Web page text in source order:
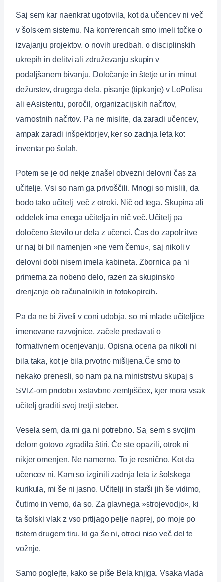
Saj sem kar naenkrat ugotovila, kot da učencev ni več
v šolskem sistemu. Na konferencah smo imeli točke o
izvajanju projektov, o novih uredbah, o disciplinskih
ukrepih in delitvi ali združevanju skupin v
podaljšanem bivanju. Določanje in štetje ur in minut
dežurstev, drugega dela, pisanje (tipkanje) v LoPolisu
ali eAsistentu, poročil, organizacijskih načrtov,
varnostnih načrtov. Pa ne mislite, da zaradi učencev,
ampak zaradi inšpektorjev, ker so zadnja leta kot
inventar po šolah.
Potem se je od nekje znašel obvezni delovni čas za
učitelje. Vsi so nam ga privoščili. Mnogi so mislili, da
bodo tako učitelji več z otroki. Nič od tega. Skupina ali
oddelek ima enega učitelja in nič več. Učitelj pa
določeno število ur dela z učenci. Čas do zapolnitve
ur naj bi bil namenjen »ne vem čemu«, saj nikoli v
delovni dobi nisem imela kabineta. Zbornica pa ni
primerna za nobeno delo, razen za skupinsko
drenjanje ob računalnikih in fotokopircih.
Pa da ne bi živeli v coni udobja, so mi mlade učiteljice
imenovane razvojnice, začele predavati o
formativnem ocenjevanju. Opisna ocena pa nikoli ni
bila taka, kot je bila prvotno mišljena.Če smo to
nekako prenesli, so nam pa na ministrstvu skupaj s
SVIZ-om pridobili »stavbno zemljišče«, kjer mora vsak
učitelj graditi svoj tretji steber.
Vesela sem, da mi ga ni potrebno. Saj sem s svojim
delom gotovo zgradila štiri. Če ste opazili, otrok ni
nikjer omenjen. Ne namerno. To je resnično. Kot da
učencev ni. Kam so izginili zadnja leta iz šolskega
kurikula, mi še ni jasno. Učitelji in starši jih še vidimo,
čutimo in vemo, da so. Za glavnega »strojevodjo«, ki
ta šolski vlak z vso prtljago pelje naprej, po moje po
tistem drugem tiru, ki ga še ni, otroci niso več del te
vožnje.
Samo poglejte, kako se piše Bela knjiga. Vsaka vlada